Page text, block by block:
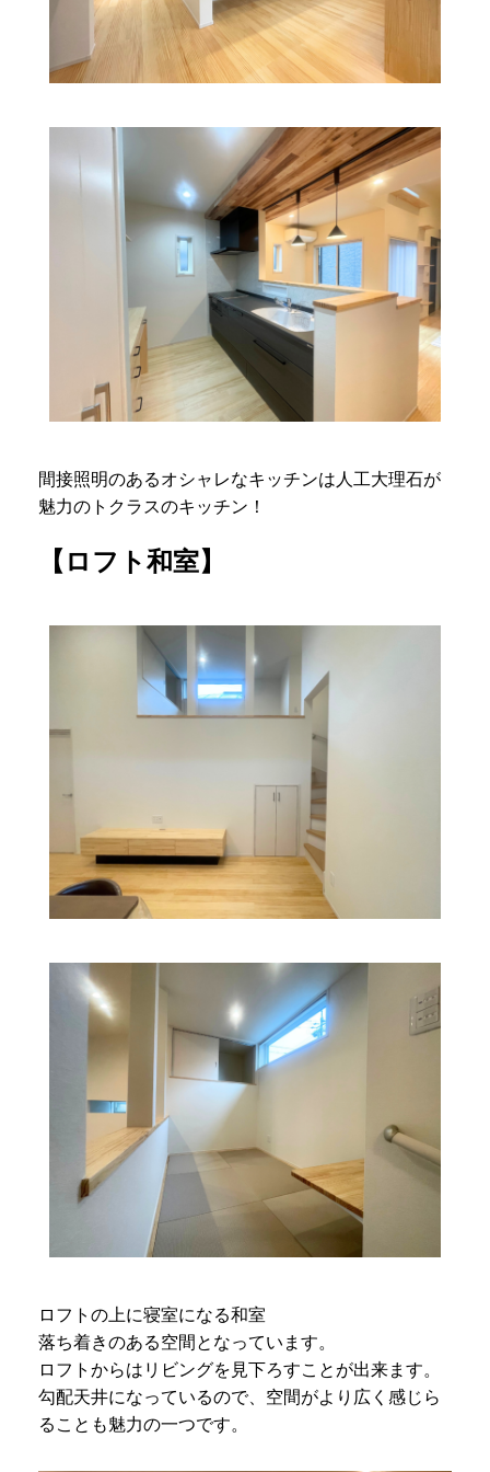
間接照明のあるオシャレなキッチンは人工大理石が
魅力のトクラスのキッチン！
【ロフト和室】
ロフトの上に寝室になる和室
落ち着きのある空間となっています。
ロフトからはリビングを見下ろすことが出来ます。
勾配天井になっているので、空間がより広く感じら
ることも魅力の一つです。